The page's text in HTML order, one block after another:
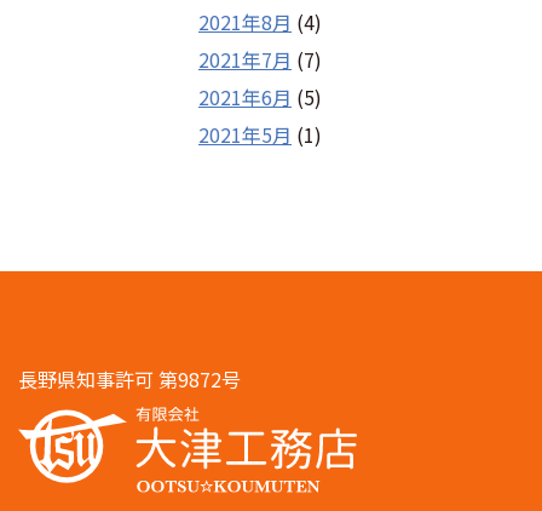
2021年8月 (4)
2021年7月 (7)
2021年6月 (5)
2021年5月 (1)
長野県知事許可 第9872号